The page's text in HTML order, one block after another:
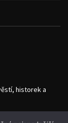
historek a